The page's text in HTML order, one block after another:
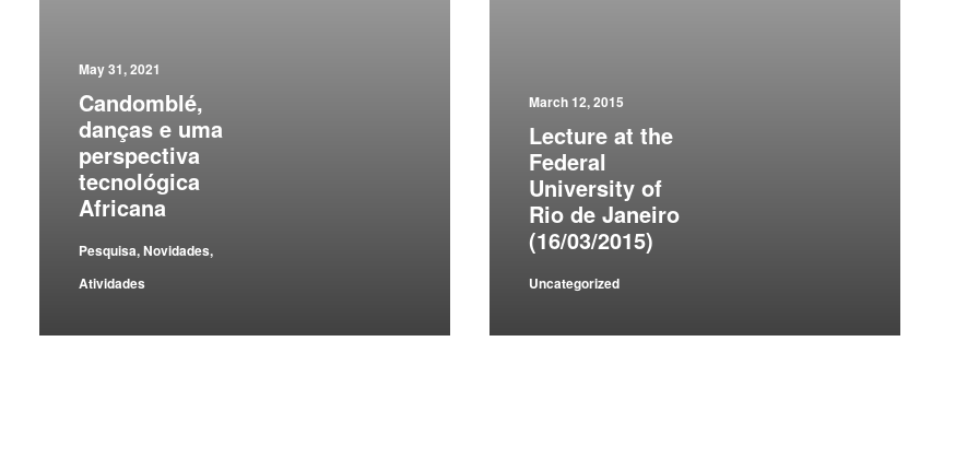
May 31, 2021
Candomblé,
danças e uma
perspectiva
tecnológica
Africana
Pesquisa,Novidades,
Atividades
March 12, 2015
Lecture at the
Federal
University of
Rio de Janeiro
(16/03/2015)
Uncategorized